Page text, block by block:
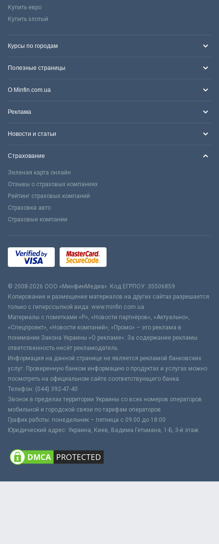
Купить евро
Купить злотый
Курсы по городам
Полезные страницы
О Minfin.com.ua
Реклама
Новости и статьи
Страхование
Зеленая карта онлайн
Отзывы о страховых компаниях
Рейтинг страховых компаний
Страховка авто
Страховые компании
© 2008-2026 ООО «МинфинМедиа». Код ЕГРПОУ: 35506859
Копирование и размещение материалов на других сайтах разрешается
только с гиперссылкой вида: www.minfin.com.ua
Материалы с пометками «Р», «Новости партнёров», «Актуально»,
«Спецпроект», «Новости компаний», «Промо» – это реклама в
понимании Закона Украины «О рекламе». За содержание рекламы
ответственность несёт рекламодатель.
Информация на данной странице не является рекламой банковских
услуг. Проверенную банком информацию о продуктах и услугах можно
посмотреть на официальном сайте соответствующего банка.
Телефон: (044) 392-47-40
Звонок в пределах территории Украины со всех номеров операторов
мобильной и городской связи по тарифам операторов
График работы: понедельник – пятница с 09:00 до 18:00
Юридический адрес: Украина, Киев, Вадима Гетьмана, 1-Б, 3-й этаж